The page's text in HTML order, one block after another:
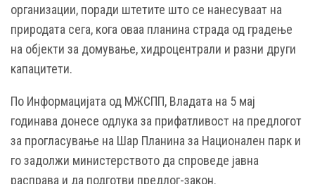
организации, поради штетите што се нанесуваат на
природата сега, кога оваа планина страда од градење
на објекти за домување, хидроцентрали и разни други
капацитети.
По Информацијата од МЖСПП, Владата на 5 мај
годинава донесе одлука за прифатливост на предлогот
за прогласување на Шар Планина за Национален парк и
го задолжи министерството да спроведе јавна
расправа и да подготви предлог-закон.